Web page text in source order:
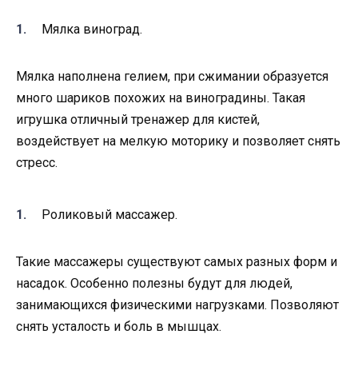
Мялка виноград.
Мялка наполнена гелием, при сжимании образуется
много шариков похожих на виноградины. Такая
игрушка отличный тренажер для кистей,
воздействует на мелкую моторику и позволяет снять
стресс.
Роликовый массажер.
Такие массажеры существуют самых разных форм и
насадок. Особенно полезны будут для людей,
занимающихся физическими нагрузками. Позволяют
снять усталость и боль в мышцах.